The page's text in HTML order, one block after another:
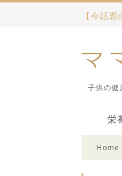
【今話題
子供の健
栄
サプ
Home